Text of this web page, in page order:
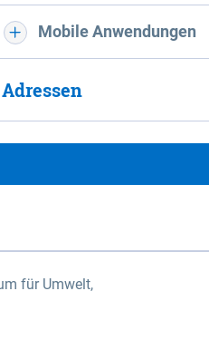
Mobile Anwendungen
Adressen
für Umwelt,